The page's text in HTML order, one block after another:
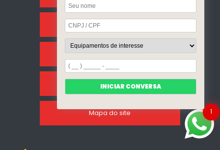
Sobre Nós
Categorias
Clientes
Mapa do site 1
INICIAR CONVERSA